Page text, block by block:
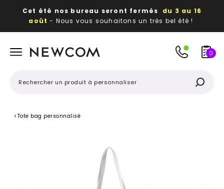
Cet été nos bureau seront fermés du 3 au 16
août - Nous vous souhaitons un très bel été !
publicitaires
0
< Tote bag personnalisé